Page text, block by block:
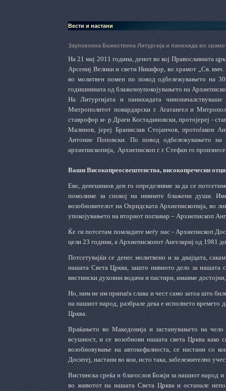
Вести и настани
Заупокоена Божествена Литургија и панихида во
На 21 мај 2011 година, денот во кој Православната
Арсениј Велики и свети Никифор, во храмот „Св. вмч.
во молитвен помен по повод одбележувањето на
годишнината од блаженоупокојувањето на
На Литургијата и панихидата
Митрополитот повардарски г. Агатангел и
ставрофор м- р Драги Костадиновски, протојереј -
Малинов, јереј Бранислав Стојанчов, протоѓакон
Антоние Поповски. По повод одбележувањето на
архиепископија, Архиепископ г. г. Стефан го
Ваши Високопреосвештенства, високопречесни
Еве, денешниов ден го определивме за да се
помолиме за спокој на нивните блажени души.
возобновителот на Охридската Архиепископија, во
упокојувањето на вториот поглавар – Архиепископ
Ќе ги потсетам помладите меѓу нас - Архиепископ
цели 23 години, а Архиепископот Ангелариј од 1981
Потсетувајќи се денес молитвено и за двајцата,
нашата Света Црква, зашто нивното дело за нашата
вистински духовни водачи и пастири, имавме
Но, ним не им припаѓа слава и чест само затоа што
на нашиот народ, разбрале дека е исполнето времето
Црква.
Враќањето во Македонија и застанувањето на
всушност, и се возобнови нашата света Црква како
возобновување на автокефалноста, се настани со
Доситеј, настани во кои, исто така, забележително
Вистинска среќа и благослов Божји за нашиот народ
во животот на нашата Света Црква и останале